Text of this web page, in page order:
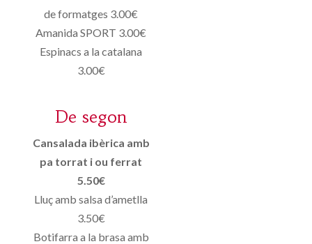
de formatges 3.00€
Amanida SPORT 3.00€
Espinacs a la catalana
3.00€
De segon
Cansalada ibèrica amb
pa torrat i ou ferrat
5.50€
Lluç amb salsa d’ametlla
3.50€
Botifarra a la brasa amb